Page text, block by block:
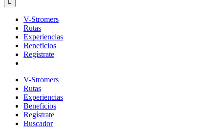
V-Stromers
Rutas
Experiencias
Beneficios
Regístrate
V-Stromers
Rutas
Experiencias
Beneficios
Regístrate
Buscador